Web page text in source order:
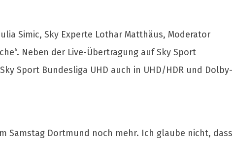
Simic, Sky Experte Lothar Matthäus, Moderator
Neben der Live-Übertragung auf Sky Sport
Sport Bundesliga UHD auch in UHD/HDR und Dolby-
Samstag Dortmund noch mehr. Ich glaube nicht, dass